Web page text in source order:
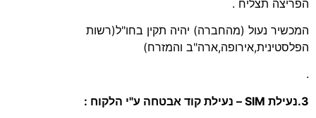
הפריצה תצליח .
המכשיר נעול (מהחברה) יהיה תקין בחו"ל(רשות
הפלסטינית,אירופה,ארה"ב והמזרח)
.
3.נעילת SIM – נעילת קוד אבטחה ע"י הלקוח :